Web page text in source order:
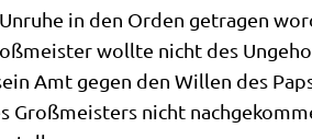
in den Orden getra­gen
woll­te nicht des
Amt gegen den Wil­len des
nicht